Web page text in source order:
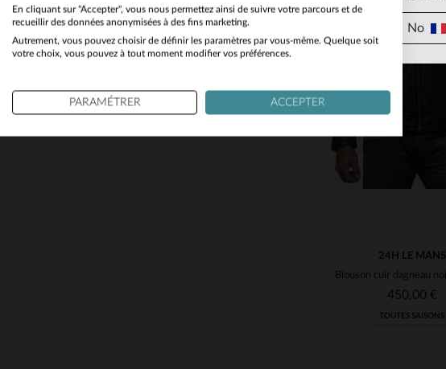
24H LE MANS
450,00 €
TOUTES SAISONS
No
En cliquant sur "Accepter", vous nous permettez ainsi de suivre votre parcours et de
recueillir des données anonymisées à des fins marketing.
Autrement, vous pouvez choisir de définir les paramètres par vous-même. Quelque soit
votre choix, vous pouvez à tout moment modifier vos préférences.
PARAMÉTRER ACCEPTER